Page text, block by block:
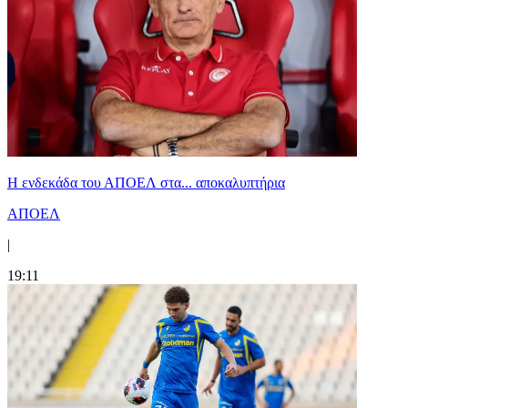
Η ενδεκάδα του ΑΠΟΕΛ στα... αποκαλυπτήρια
ΑΠΟΕΛ
|
19:11